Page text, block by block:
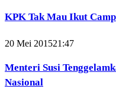
KPK Tak Mau Ikut
20 Mei 201521:47
Menteri Susi
Nasional